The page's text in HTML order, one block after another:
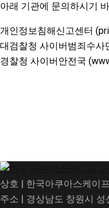
아래 기관에 문의하시기
개인정보침해신고센터
대검찰청 사이버범죄수
경찰청 사이버안전국
상호 | 한국아쿠아스케이
주소 | 경상남도 창원시